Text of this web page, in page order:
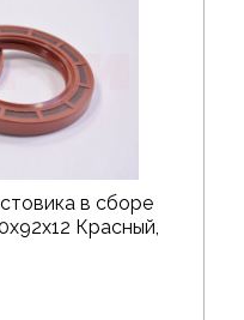
в сборе
Красный,